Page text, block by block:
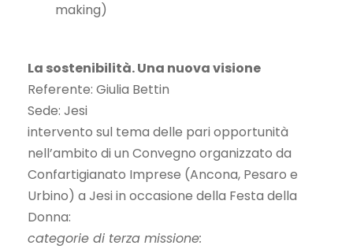
making)
La sostenibilità. Una nuova visione
Referente: Giulia Bettin
Sede: Jesi
intervento sul tema delle pari opportunità
nell’ambito di un Convegno organizzato da
Confartigianato Imprese (Ancona, Pesaro e
Urbino) a Jesi in occasione della Festa della
Donna:
categorie di terza missione: